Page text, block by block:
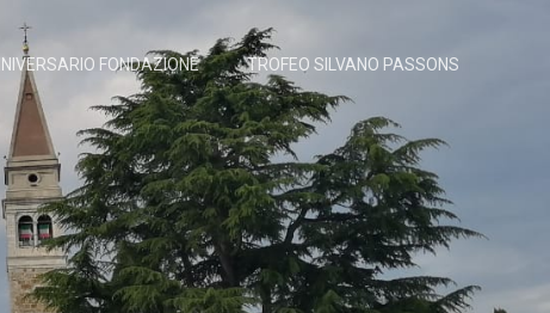
FONDAZIONE TROFEO SILVANO PASSONS